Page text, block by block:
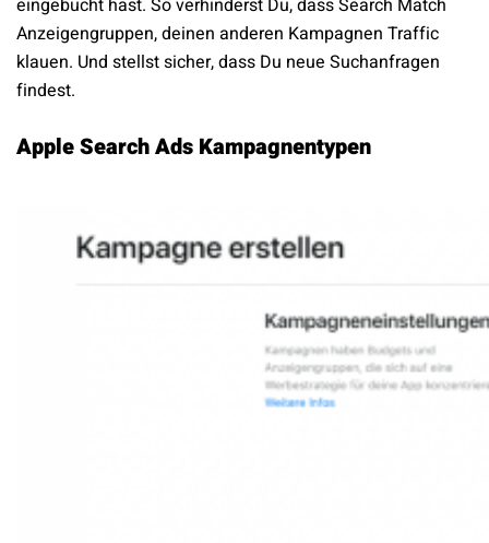
eingebucht hast. So verhinderst Du, dass Search Match
Anzeigengruppen, deinen anderen Kampagnen Traffic
klauen. Und stellst sicher, dass Du neue Suchanfragen
findest.
Apple Search Ads Kampagnentypen